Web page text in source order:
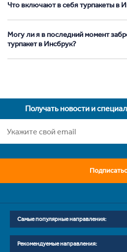
Что включают в себя турпакеты в
Могу ли я в последний момент
турпакет в Инсбрук?
Получать новости и
Самые популярные направления:
Рекомендуемые направления: